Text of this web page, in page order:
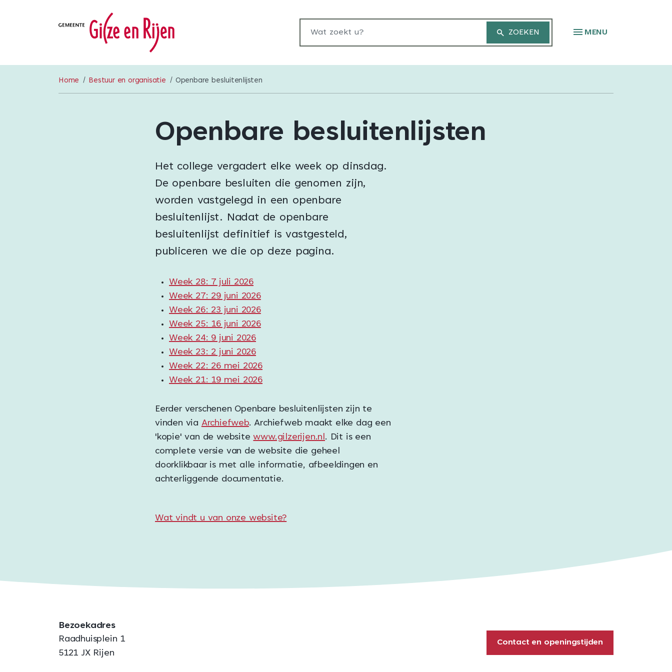
Wat zoekt u? MENU
Home Bestuur en organisatie Openbare besluitenlijsten
Openbare besluitenlijsten
Het college vergadert elke week op dinsdag.
De openbare besluiten die genomen zijn,
worden vastgelegd in een openbare
besluitenlijst. Nadat de openbare
besluitenlijst definitief is vastgesteld,
publiceren we die op deze pagina.
Week 28: 7 juli 2026
Week 27: 29 juni 2026
Week 26: 23 juni 2026
Week 25: 16 juni 2026
Week 24: 9 juni 2026
Week 23: 2 juni 2026
Week 22: 26 mei 2026
Week 21: 19 mei 2026
Eerder verschenen Openbare besluitenlijsten zijn te
vinden via Archiefweb. Archiefweb maakt elke dag een
'kopie' van de websitewww.gilzerijen.nl. Dit is een
complete versie van de website die geheel
doorklikbaar is met alle informatie, afbeeldingen en
achterliggende documentatie.
Wat vindt u van onze website?
Bezoekadres
Raadhuisplein 1
5121 JX Rijen
Contact en openingstijden